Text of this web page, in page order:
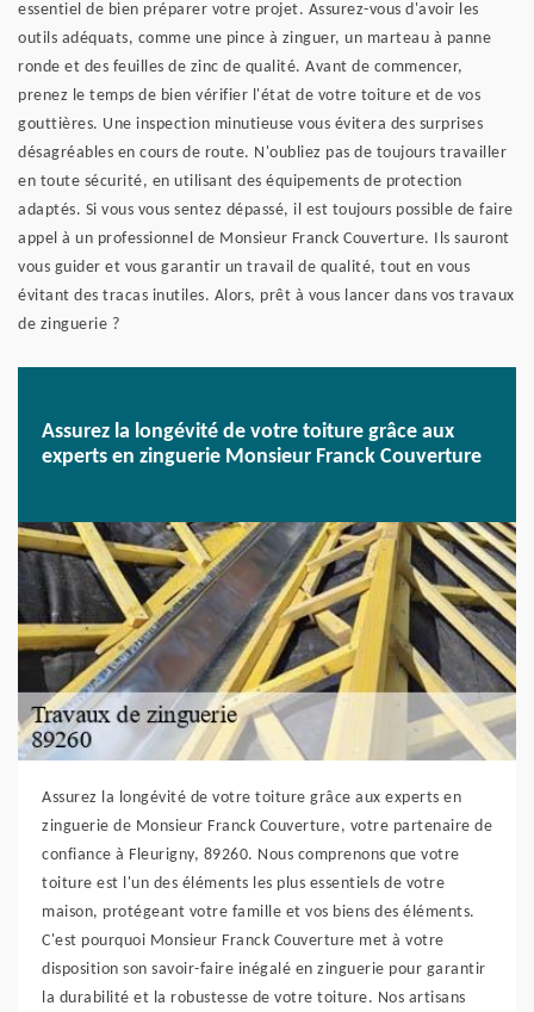
essentiel de bien préparer votre projet. Assurez-vous d'avoir les
outils adéquats, comme une pince à zinguer, un marteau à panne
ronde et des feuilles de zinc de qualité. Avant de commencer,
prenez le temps de bien vérifier l'état de votre toiture et de vos
gouttières. Une inspection minutieuse vous évitera des surprises
désagréables en cours de route. N'oubliez pas de toujours travailler
en toute sécurité, en utilisant des équipements de protection
adaptés. Si vous vous sentez dépassé, il est toujours possible de faire
appel à un professionnel de Monsieur Franck Couverture. Ils sauront
vous guider et vous garantir un travail de qualité, tout en vous
évitant des tracas inutiles. Alors, prêt à vous lancer dans vos travaux
de zinguerie ?
Assurez la longévité de votre toiture grâce aux
experts en zinguerie Monsieur Franck Couverture
Assurez la longévité de votre toiture grâce aux experts en
zinguerie de Monsieur Franck Couverture, votre partenaire de
confiance à Fleurigny, 89260. Nous comprenons que votre
toiture est l'un des éléments les plus essentiels de votre
maison, protégeant votre famille et vos biens des éléments.
C'est pourquoi Monsieur Franck Couverture met à votre
disposition son savoir-faire inégalé en zinguerie pour garantir
la durabilité et la robustesse de votre toiture. Nos artisans